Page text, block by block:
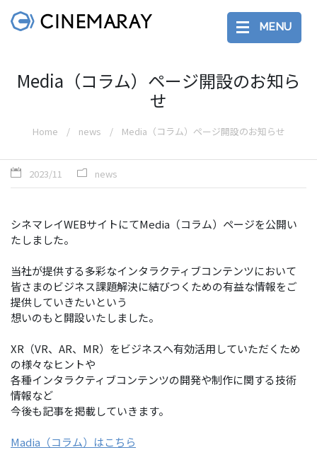
MENU
Media（コラム）ページ開設のお知ら
せ
Home news Media（コラム）ページ開設のお知らせ
2023/11 news
シネマレイWEBサイトにてMedia（コラム）ページを公開い
たしました。
当社が提供する多彩なインタラクティブコンテンツにおいて
皆さまのビジネス課題解決に結びつくための有益な情報をご
提供していきたいという
想いのもと開設いたしました。
XR（VR、AR、MR）をビジネスへ有効活用していただくため
の様々なヒントや
各種インタラクティブコンテンツの開発や制作に関する技術
情報など
今後も記事を掲載していきます。
Madia（コラム）はこちら